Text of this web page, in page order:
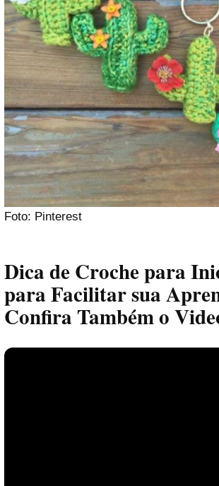
Foto: Pinterest
Dica de Croche para
para Facilitar sua
Confira Também o